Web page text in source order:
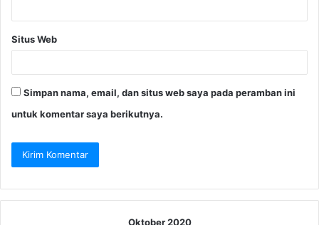
Situs Web
Simpan nama, email, dan situs web saya pada peramban ini
untuk komentar saya berikutnya.
Oktober 2020